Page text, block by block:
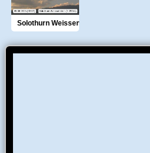
Solothurn Weissenstein